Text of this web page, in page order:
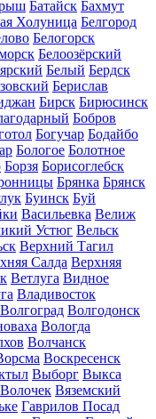
Батайск Бахмут
Холуница Белгород
Белогорск
Белоозёрский
Белый Бердск
Берислав
Бирск Бирюсинск
Бобров
Богучар Бодайбо
Бологое Болотное
Борзя Борисоглебск
Брянка Брянск
Буинск Буй
Васильевка Велиж
Устюг Вельск
Верхний Тагил
Салда Верхняя
Ветлуга Видное
Владивосток
Волгоград Волгодонск
Вологда
Волчанск
Воскресенск
Выборг Выкса
Вяземский
Гаврилов Посад